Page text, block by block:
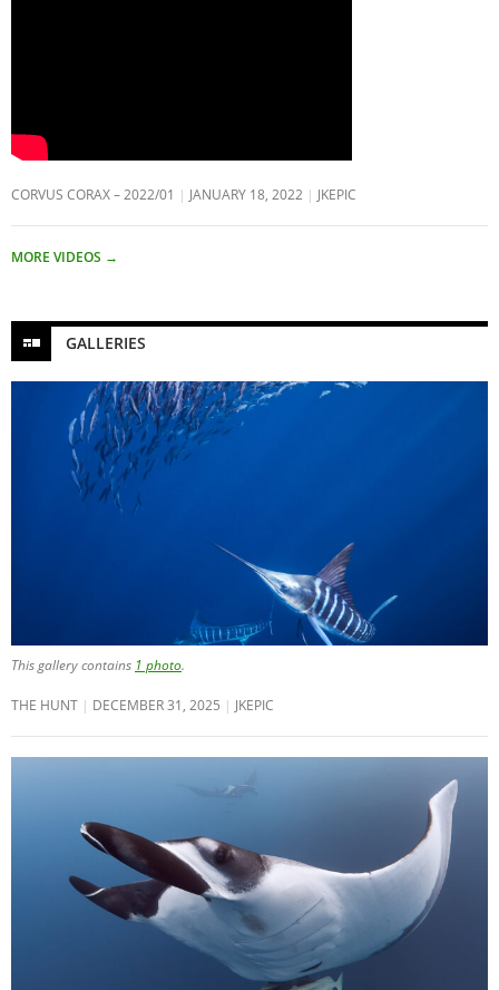
CORVUS CORAX – 2022/01 JANUARY 18, 2022 JKEPIC
MORE VIDEOS →
GALLERIES
This gallery contains 1 photo.
THE HUNT DECEMBER 31, 2025 JKEPIC